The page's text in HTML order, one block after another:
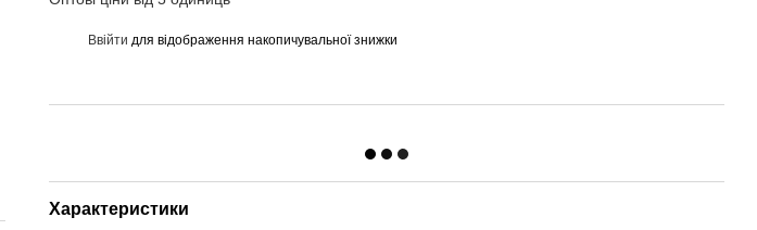
Ввійти для відображення накопичувальної знижки
Характеристики